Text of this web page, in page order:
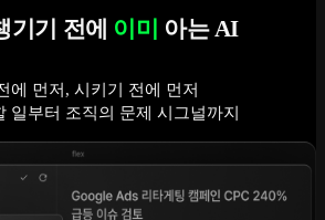
기기 전에 이미 아는 AI
에 먼저, 시키기 전에 먼저
일부터 조직의 문제 시그널까지